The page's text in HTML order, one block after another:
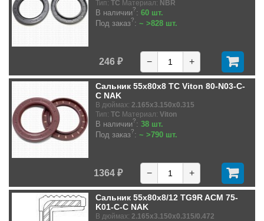
Тип: TC Материал: NBR
В наличии?: 60 шт.
Под заказ?: ~ >828 шт.
246 ₽ − +
Сальник 55x80x8 TC Viton 80-N03-C-
C NAK
В дюймах: 2.165x3.150x0.315
Тип: TC Материал: Viton
В наличии?: 38 шт.
Под заказ?: ~ >790 шт.
1364 ₽ − +
Сальник 55x80x8/12 TG9R ACM 75-
K01-C-C NAK
В дюймах: 2.165x3.150x0.315/0.472